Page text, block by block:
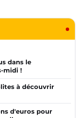
dans le
midi !
à découvrir
d'euros pour